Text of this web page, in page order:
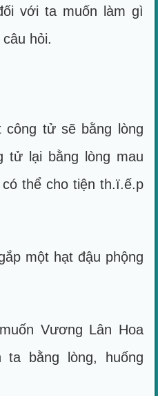
với ta muốn làm gì
hỏi.
công tử sẽ bằng lòng
tử lại bằng lòng mau
thể cho tiện th.ï.ế.p
một hạt đậu phộng
Vương Lân Hoa
bằng lòng, huống